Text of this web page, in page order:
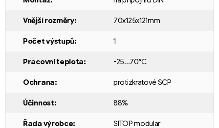
Vnější rozměry: 70x125x121mm
Počet výstupů: 1
Pracovní teplota: -25...70°C
Ochrana: protizkratové SCP
Účinnost: 88%
Řada výrobce: SITOP modular